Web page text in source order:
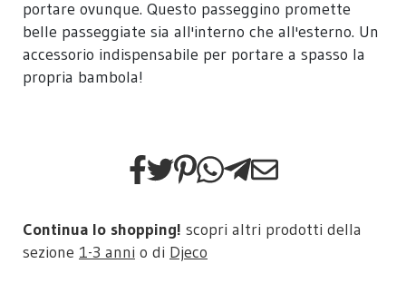
portare ovunque. Questo passeggino promette
belle passeggiate sia all'interno che all'esterno. Un
accessorio indispensabile per portare a spasso la
propria bambola!
Continua lo shopping! scopri altri prodotti della
sezione 1-3 anni o di Djeco